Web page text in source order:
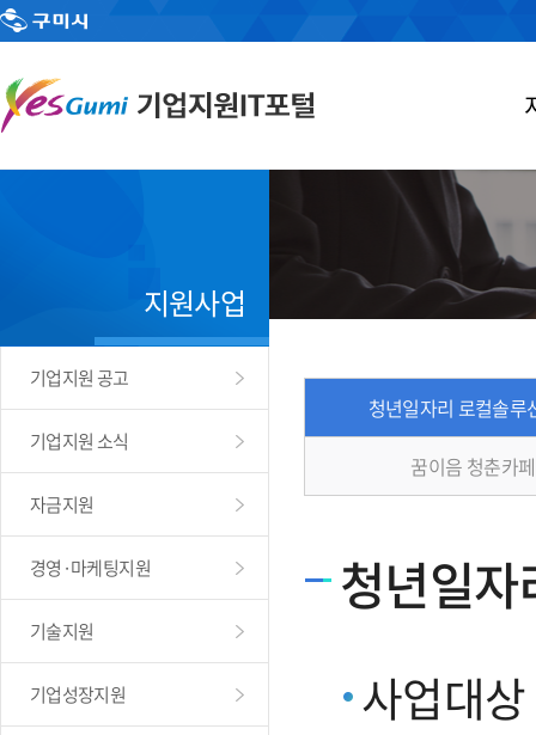
지원사업
기업지원 공고
기업지원 소식
자금지원
경영·마케팅지원
기술지원
기업성장지원
청년일자리 로컬솔루
꿈이음 청춘카
청년일
사업대상